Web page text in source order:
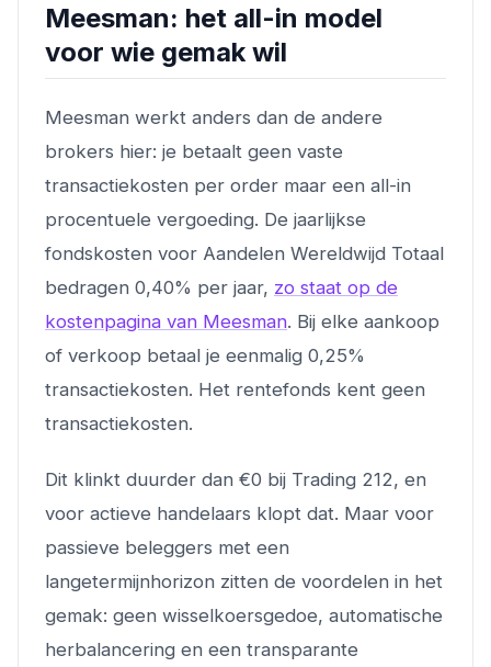
Meesman: het all-in model
voor wie gemak wil
Meesman werkt anders dan de andere
brokers hier: je betaalt geen vaste
transactiekosten per order maar een all-in
procentuele vergoeding. De jaarlijkse
fondskosten voor Aandelen Wereldwijd Totaal
bedragen 0,40% per jaar, zo staat op de
kostenpagina van Meesman. Bij elke aankoop
of verkoop betaal je eenmalig 0,25%
transactiekosten. Het rentefonds kent geen
transactiekosten.
Dit klinkt duurder dan €0 bij Trading 212, en
voor actieve handelaars klopt dat. Maar voor
passieve beleggers met een
langetermijnhorizon zitten de voordelen in het
gemak: geen wisselkoersgedoe, automatische
herbalancering en een transparante